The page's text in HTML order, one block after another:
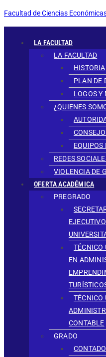
Ir
al
Facultad de Ciencias
Menú
LA FACULTAD
LA FACULTAD
HISTORIA
PLAN DE
LOGOS Y
¿QUIENES
EQUIPOS
REDES
VIOLENCIA DE
OFERTA ACADÉMICA
PREGRADO
EJECUTIVO
TÉCNICO
EN
TÉCNICO
CONTABLE
GRADO